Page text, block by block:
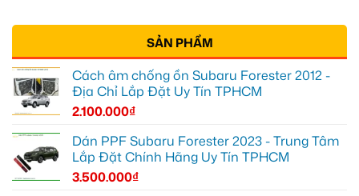
SẢN PHẨM
Cách âm chống ồn Subaru Forester 2012 -
Địa Chỉ Lắp Đặt Uy Tín TPHCM
2.100.000₫
Dán PPF Subaru Forester 2023 - Trung Tâm
Lắp Đặt Chính Hãng Uy Tín TPHCM
3.500.000₫